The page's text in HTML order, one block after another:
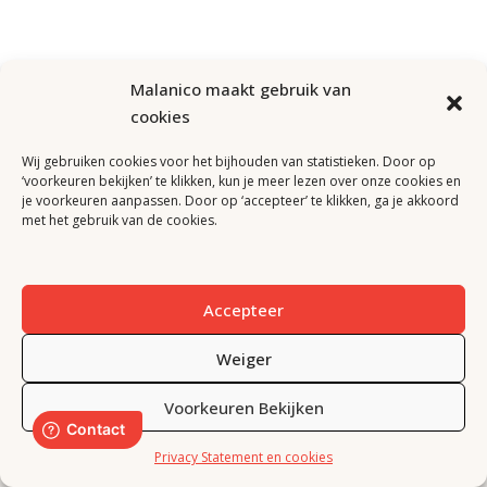
Malanico maakt gebruik van
cookies
Wij gebruiken cookies voor het bijhouden van statistieken. Door op
‘voorkeuren bekijken’ te klikken, kun je meer lezen over onze cookies en
je voorkeuren aanpassen. Door op ‘accepteer’ te klikken, ga je akkoord
met het gebruik van de cookies.
Accepteer
Weiger
Voorkeuren Bekijken
Privacy Statement en cookies
Devenir Client